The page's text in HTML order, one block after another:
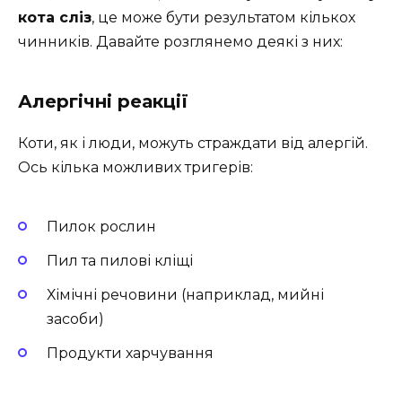
кота сліз, це може бути результатом кількох
чинників. Давайте розглянемо деякі з них:
Алергічні реакції
Коти, як і люди, можуть страждати від алергій.
Ось кілька можливих тригерів:
Пилок рослин
Пил та пилові кліщі
Хімічні речовини (наприклад, мийні
засоби)
Продукти харчування